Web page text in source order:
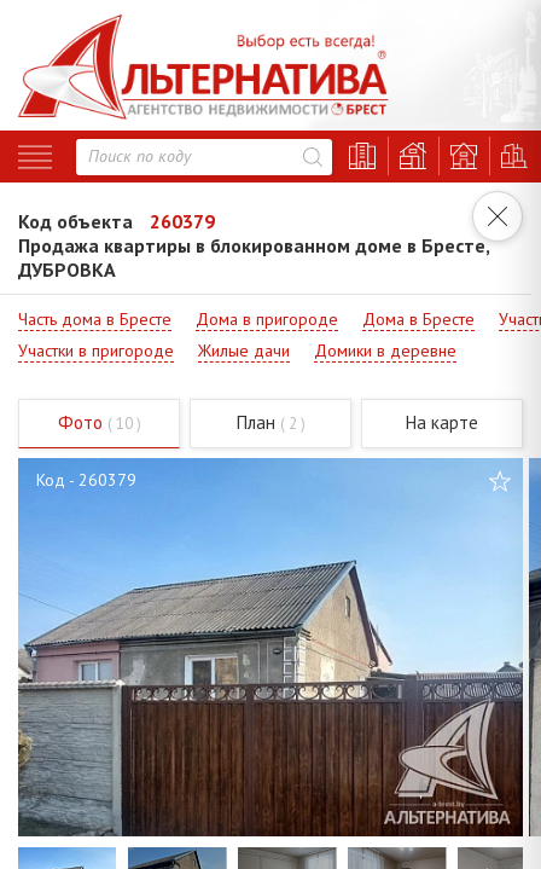
Код объекта
260379
Продажа квартиры в блокированном доме в Бресте,
ДУБРОВКА
Часть дома в Бресте Дома в пригороде Дома в Бресте
Участки в пригороде
Жилые дачи Домики в деревне
Фото ( 10 ) План ( 2 ) На карте
Код - 260379